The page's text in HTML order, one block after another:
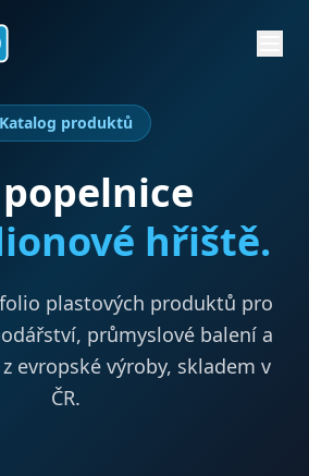
Katalog produktů
hřiště.
plastových produktů pro
průmyslové balení a
evropské výroby, skladem v
ČR.